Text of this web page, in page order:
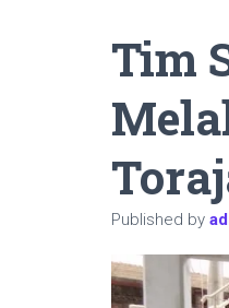
Tim
Published by